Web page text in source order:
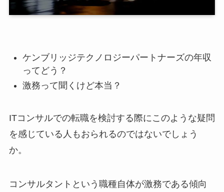
ケンブリッジテクノロジーパートナーズの年収
ってどう？
激務って聞くけど本当？
ITコンサルでの転職を検討する際にこのような疑問
を感じている人もおられるのではないでしょう
か。
コンサルタントという職種自体が激務である傾向